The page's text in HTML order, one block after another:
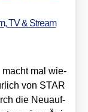
TV & Stream
macht mal wie­
von STAR
die Neu­auf­